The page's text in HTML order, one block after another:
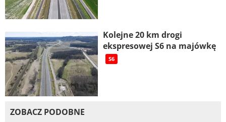
Kolejne 20 km drogi
ekspresowej S6 na majówkę
S6
ZOBACZ PODOBNE